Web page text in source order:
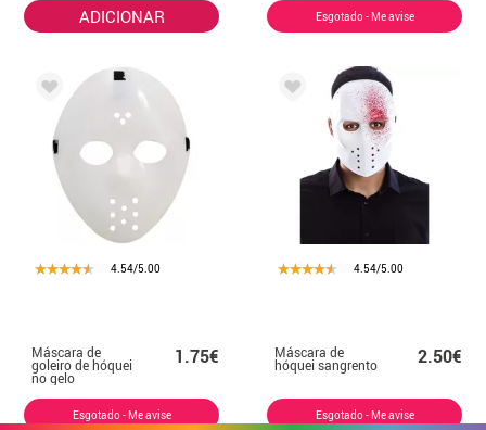
ADICIONAR Esgotado - Me avise
4.54/5.00
Máscara de
goleiro de hóquei
no gelo
1.75€
Esgotado - Me avise
4.54/5.00
Máscara de
hóquei sangrento 2.50€
Esgotado - Me avise